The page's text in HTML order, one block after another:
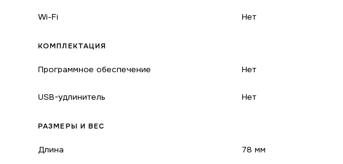
Wi-Fi Нет
КОМПЛЕКТАЦИЯ
Программное обеспечение Нет
USB-удлинитель Нет
РАЗМЕРЫ И ВЕС
Длина 78 мм